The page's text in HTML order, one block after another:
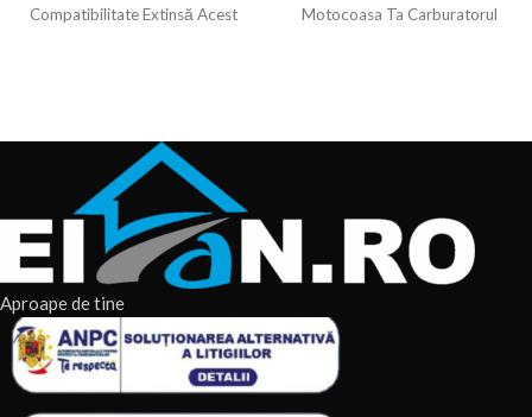
Compatibilitate Extinsă Acest
Motocoasa Ta Carburatorul
Aproape de tine